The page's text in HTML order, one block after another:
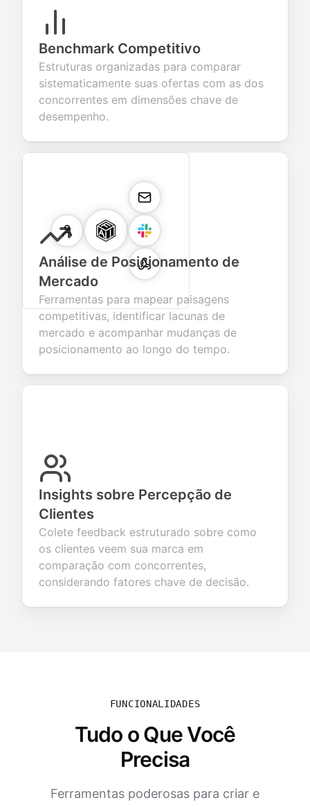
Benchmark Competitivo
Estruturas organizadas para comparar
sistematicamente suas ofertas com as dos
concorrentes em dimensões chave de
desempenho.
Análise de Posicionamento de
Mercado
Ferramentas para mapear paisagens
competitivas, identificar lacunas de
mercado e acompanhar mudanças de
posicionamento ao longo do tempo.
Insights sobre Percepção de
Clientes
Colete feedback estruturado sobre como
os clientes veem sua marca em
comparação com concorrentes,
considerando fatores chave de decisão.
FUNCIONALIDADES
Tudo o Que Você
Precisa
Ferramentas poderosas para criar e